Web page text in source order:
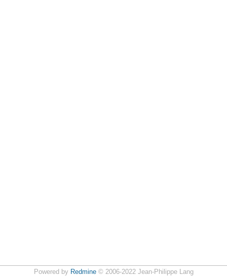
Powered by Redmine© 2006-2022 Jean-Philippe Lang